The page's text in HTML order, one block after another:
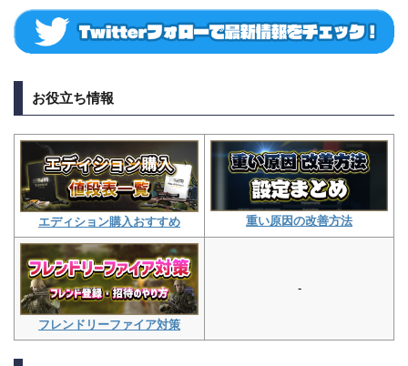
お役立ち情報
エディション購入おすすめ 重い原因の改善方法
フレンドリーファイア対策
-